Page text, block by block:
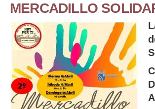
MERCADILLO